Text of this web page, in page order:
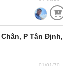
P Tân Định,